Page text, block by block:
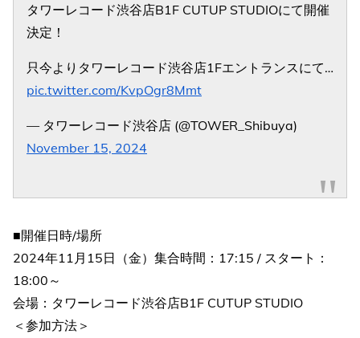
タワーレコード渋谷店B1F CUTUP STUDIOにて開催
決定！
只今よりタワーレコード渋谷店1Fエントランスにて…
pic.twitter.com/KvpOgr8Mmt
— タワーレコード渋谷店 (@TOWER_Shibuya)
November 15, 2024
■開催日時/場所
2024年11月15日（金）集合時間：17:15 / スタート：
18:00～
会場：タワーレコード渋谷店B1F CUTUP STUDIO
＜参加方法＞